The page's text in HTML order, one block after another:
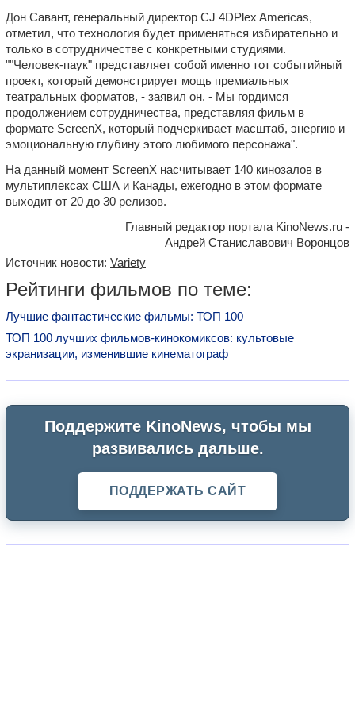
Дон Савант, генеральный директор CJ 4DPlex Americas,
отметил, что технология будет применяться избирательно и
только в сотрудничестве с конкретными студиями.
""Человек-паук" представляет собой именно тот событийный
проект, который демонстрирует мощь премиальных
театральных форматов, - заявил он. - Мы гордимся
продолжением сотрудничества, представляя фильм в
формате ScreenX, который подчеркивает масштаб, энергию и
эмоциональную глубину этого любимого персонажа".
На данный момент ScreenX насчитывает 140 кинозалов в
мультиплексах США и Канады, ежегодно в этом формате
выходит от 20 до 30 релизов.
Главный редактор портала KinoNews.ru -
Андрей Станиславович Воронцов
Источник новости: Variety
Рейтинги фильмов по теме:
Лучшие фантастические фильмы: ТОП 100
ТОП 100 лучших фильмов-кинокомиксов: культовые
экранизации, изменившие кинематограф
Поддержите KinoNews, чтобы мы
развивались дальше.
ПОДДЕРЖАТЬ САЙТ